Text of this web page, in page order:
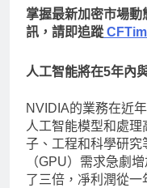
掌握最新加密市場
訊，請即追蹤
人工智能將在5年內
NVIDIA的業務在近
人工智能模型和處
子、工程和科學研究
（GPU）需求急劇
了三倍，凈利潤從